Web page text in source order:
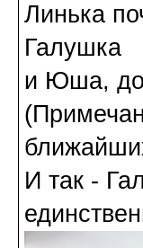
Линька
Галушка
и Юша,
И так -